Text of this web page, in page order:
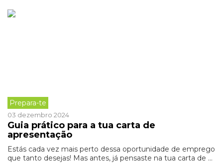
Prepara-te
03 dezembro 2024
Guia prático para a tua carta de
apresentação
Estás cada vez mais perto dessa oportunidade de emprego
que tanto desejas! Mas antes, já pensaste na tua carta de ...